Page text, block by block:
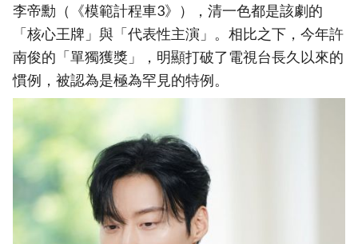
李帝勳（《模範計程車3》），清一色都是該劇的
「核心王牌」與「代表性主演」。相比之下，今年許
南俊的「單獨獲獎」，明顯打破了電視台長久以來的
慣例，被認為是極為罕見的特例。